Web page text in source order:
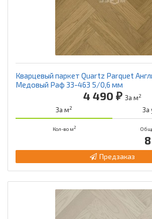
Кварцевый паркет Quartz Parquet
Медовый Раф 33-463 5/0,6 мм
4 490 ₽ За м2
За м2 За
Кол-во м2
Предзаказ